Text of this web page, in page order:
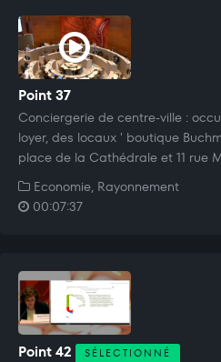
Point 37
Conciergerie de centre-ville :
loyer, des locaux ' boutique
place de la Cathédrale et 11 rue
Economie, Rayonnement
00:07:37
Point 42 SÉLECTIONNÉ